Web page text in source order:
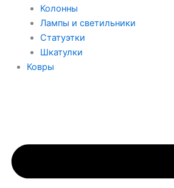
Колонны
Лампы и светильники
Статуэтки
Шкатулки
Ковры